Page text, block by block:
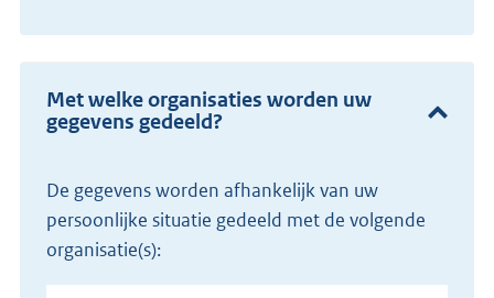
Met welke organisaties worden uw
gegevens gedeeld?
De gegevens worden afhankelijk van uw
persoonlijke situatie gedeeld met de volgende
organisatie(s):